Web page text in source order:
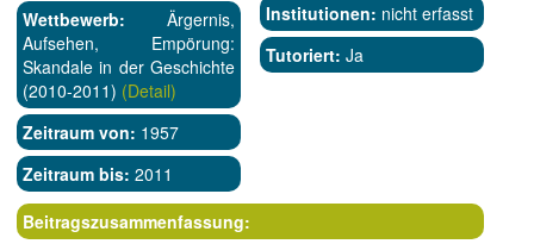
Wettbewerb: Ärgernis,
Aufsehen, Empörung:
Skandale in der Geschichte
(2010-2011) (Detail)
Zeitraum von: 1957
Zeitraum bis: 2011
Institutionen: nicht erfasst
Tutoriert: Ja
Beitragszusammenfassung: